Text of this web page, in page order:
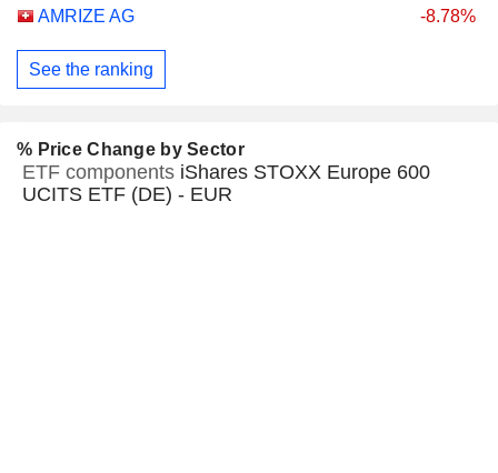
AMRIZE AG
-8.78%
See the ranking
% Price Change by Sector
ETF components iShares STOXX Europe 600
UCITS ETF (DE) - EUR